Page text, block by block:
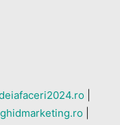
ghidmarketing.ro